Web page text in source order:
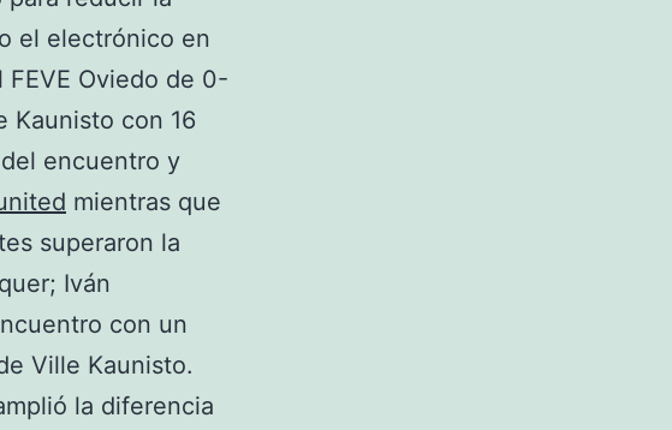
el electrónico en
Oviedo de 0-
Kaunisto con 16
encuentro y
mientras que
superaron la
Iván
con un
Ville Kaunisto.
la diferencia